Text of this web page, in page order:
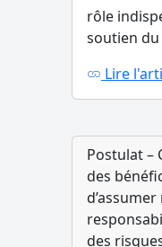
rôle
soutien du
Lire
Postulat –
des
des